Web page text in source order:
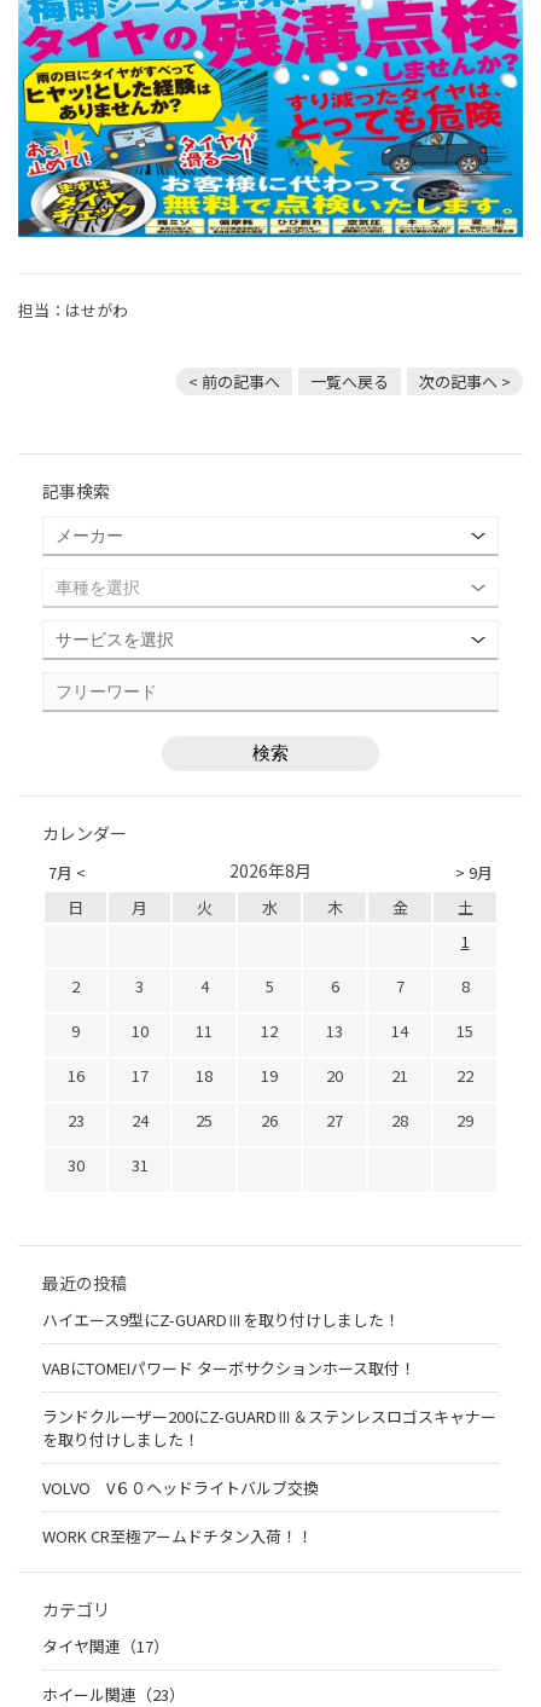
担当：はせがわ
< 前の記事へ 一覧へ戻る 次の記事へ >
記事検索
カレンダー
7月 < > 9月
2026年8月
日 月 火 水 木 金
土
1
2
3 4 5 6 7
8
9
10 11 12 13 14
15
16
17 18 19 20 21
22
23
24 25 26 27 28
29
30
31
最近の投稿
ハイエース9型にZ-GUARDⅢを取り付けしました！
VABにTOMEIパワード ターボサクションホース取付！
ランドクルーザー200にZ-GUARDⅢ＆ステンレスロゴスキャナー
を取り付けしました！
VOLVO V６０ヘッドライトバルブ交換
WORK CR至極アームドチタン入荷！！
カテゴリ
タイヤ関連（17）
ホイール関連（23）